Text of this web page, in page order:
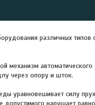
различных
механизм
через опору и шток.
уравновешивает силу
нарушает